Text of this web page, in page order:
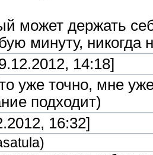
может держать
минуту, никогда
14:18]
уже точно, мне
подходит)
16:32]
)